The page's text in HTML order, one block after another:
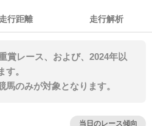
走行距離 走行解析
賞レース、および、2024年以
。
のみが対象となります。
当日のレース傾向